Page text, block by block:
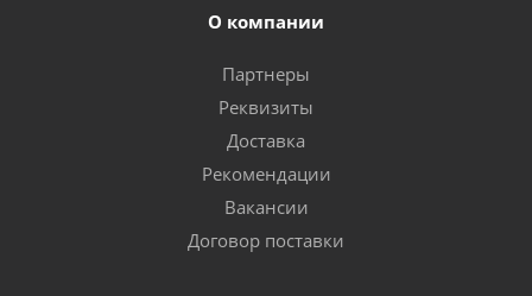
О компании
Партнеры
Реквизиты
Доставка
Рекомендации
Вакансии
Договор поставки